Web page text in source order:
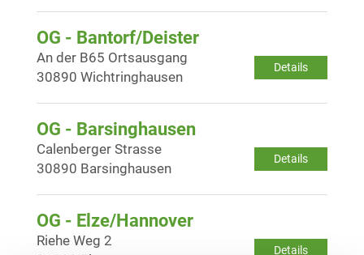
OG - Bantorf/Deister
Details
An der B65 Ortsausgang
30890 Wichtringhausen
OG - Barsinghausen
Details
Calenberger Strasse
30890 Barsinghausen
OG - Elze/Hannover
Details
Riehe Weg 2